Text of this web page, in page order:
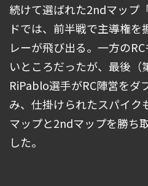
続けて選ばれた2ndマップ
ドでは、前半戦で主導権
レーが飛び出る。一方の
いところだったが、最後（
RiPablo選手がRC陣営をダ
み、仕掛けられたスパイク
マップと2ndマップを勝ち
した。